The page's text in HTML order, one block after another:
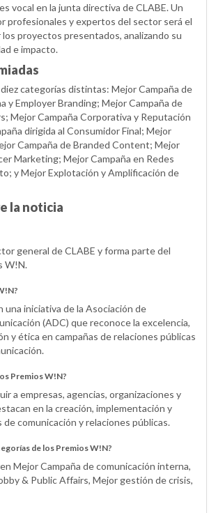
vocal en la junta directiva de CLABE. Un
profesionales y expertos del sector será el
proyectos presentados, analizando su
e impacto.
categorías distintas: Mejor Campaña de
y Employer Branding; Mejor Campaña de
Mejor Campaña Corporativa y Reputación
dirigida al Consumidor Final; Mejor
Campaña de Branded Content; Mejor
Marketing; Mejor Campaña en Redes
y Mejor Explotación y Amplificación de
la noticia
general de CLABE y forma parte del
W!N.
una iniciativa de la Asociación de
(ADC) que reconoce la excelencia,
y ética en campañas de relaciones públicas
Premios W!N?
a empresas, agencias, organizaciones y
en la creación, implementación y
de comunicación y relaciones públicas.
de los Premios W!N?
Mejor Campaña de comunicación interna,
& Public Affairs, Mejor gestión de crisis,